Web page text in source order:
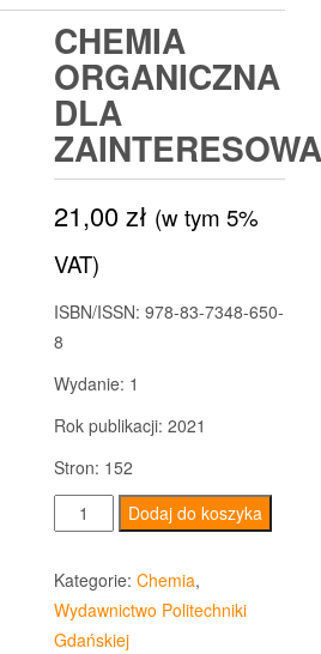
CHEMIA
ORGANICZNA
DLA
21,00zł (w tym 5%
VAT)
ISBN/ISSN: 978-83-7348-650-
8
Wydanie: 1
Rok publikacji: 2021
Stron: 152
ilość
Chemia
organiczna
dla
zainteresowanych
Dodaj do koszyka
Kategorie: Chemia,
Wydawnictwo Politechniki
Gdańskiej